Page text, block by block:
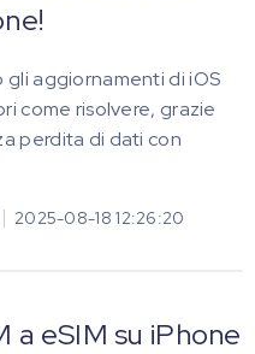
aggiornamenti di iOS
come risolvere, grazie
perdita di dati con
2025-08-18 12:26:20
a eSIM su iPhone